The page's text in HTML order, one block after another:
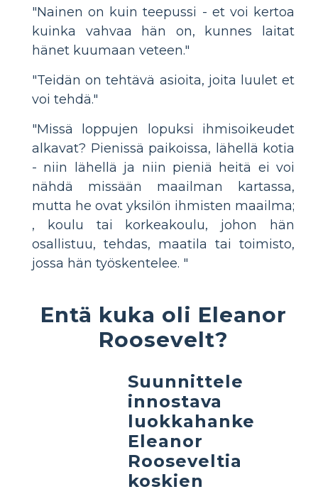
"Nainen on kuin teepussi - et voi kertoa
kuinka vahvaa hän on, kunnes laitat
hänet kuumaan veteen."
"Teidän on tehtävä asioita, joita luulet et
voi tehdä."
"Missä loppujen lopuksi ihmisoikeudet
alkavat? Pienissä paikoissa, lähellä kotia
- niin lähellä ja niin pieniä heitä ei voi
nähdä missään maailman kartassa,
mutta he ovat yksilön ihmisten maailma;
, koulu tai korkeakoulu, johon hän
osallistuu, tehdas, maatila tai toimisto,
jossa hän työskentelee. "
Entä kuka oli Eleanor
Roosevelt?
Suunnittele
innostava
luokkahanke
Eleanor
Rooseveltia
koskien